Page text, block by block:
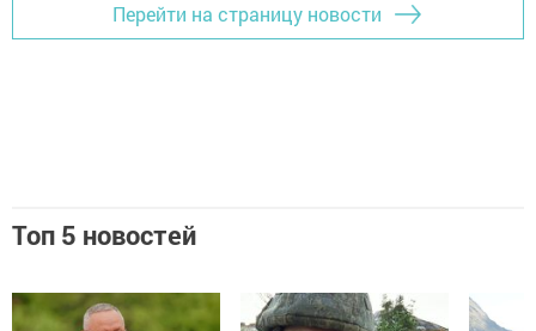
Перейти на страницу новости
Топ 5 новостей